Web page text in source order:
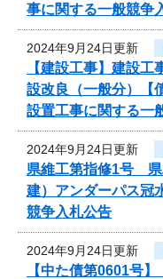
事に関する一般競争
2024年9月24日更新
【建設工事】建設
設改良（一般分）
設置工事に関する一
2024年9月24日更新
県維工第指修1号 県
建）アンダーパス冠
競争入札公告
2024年9月24日更新
【中た債第0601号